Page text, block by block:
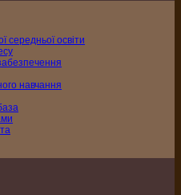
середньої освіти
навчання